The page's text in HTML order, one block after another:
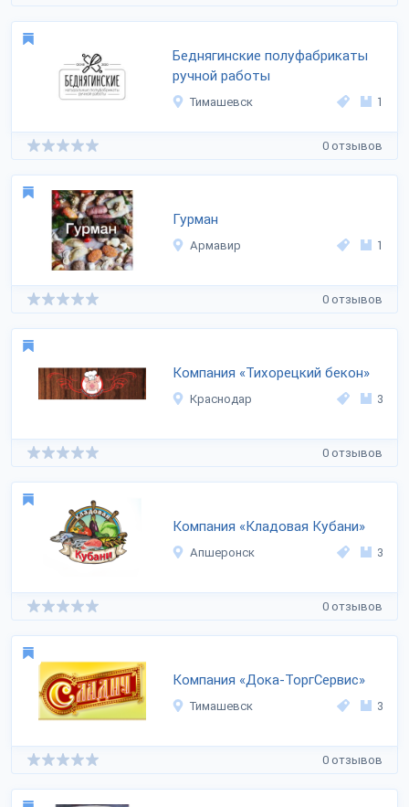
Беднягинские полуфабрикаты
ручной работы
Тимашевск 1
0 отзывов
Гурман
Армавир 1
0 отзывов
Компания «Тихорецкий бекон»
Краснодар 3
0 отзывов
Компания «Кладовая Кубани»
Апшеронск 3
0 отзывов
Компания «Дока-ТоргСервис»
Тимашевск 3
0 отзывов